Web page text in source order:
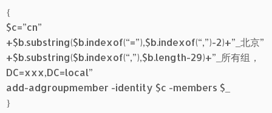
{
$c=”cn”
+$b.substring($b.indexof(“=”),$b.indexof(“,”)-2)+”_北京”
+$b.substring($b.indexof(“,”),$b.length-29)+”_所有组，
DC=xxx,DC=local”
add-adgroupmember -identity $c -members $_
}